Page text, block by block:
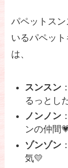
パペットス
いるパペッ
は、
スンスン
るっとし
ノンノン
ンの仲間
ゾンゾン
気💛